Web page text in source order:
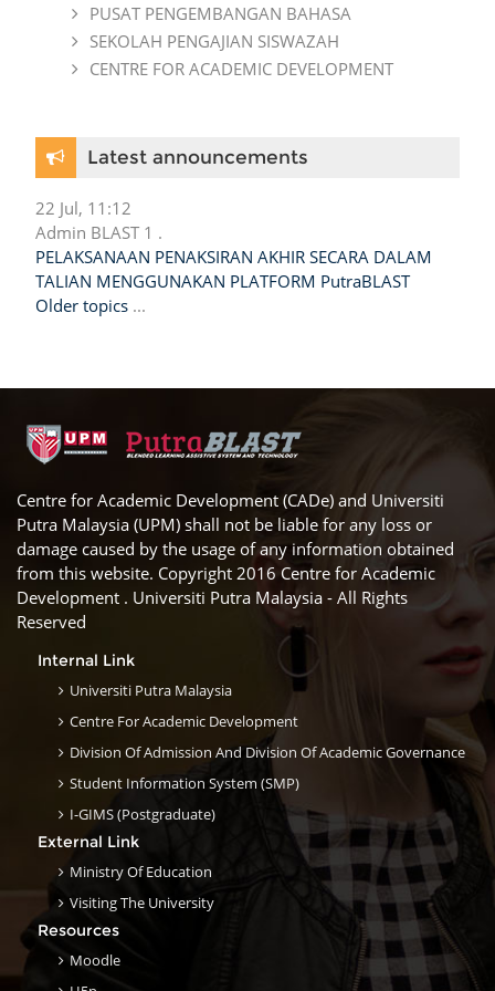
PUSAT PENGEMBANGAN BAHASA
SEKOLAH PENGAJIAN SISWAZAH
CENTRE FOR ACADEMIC DEVELOPMENT
Latest announcements
22 Jul, 11:12
Admin BLAST 1 .
PELAKSANAAN PENAKSIRAN AKHIR SECARA DALAM
TALIAN MENGGUNAKAN PLATFORM PutraBLAST
Older topics ...
Centre for Academic Development (CADe) and Universiti
Putra Malaysia (UPM) shall not be liable for any loss or
damage caused by the usage of any information obtained
from this website. Copyright 2016 Centre for Academic
Development . Universiti Putra Malaysia - All Rights
Reserved
Internal Link
Universiti Putra Malaysia
Centre For Academic Development
Division Of Admission And Division Of Academic Governance
Student Information System (SMP)
I-GIMS (Postgraduate)
External Link
Ministry Of Education
Visiting The University
Resources
Moodle